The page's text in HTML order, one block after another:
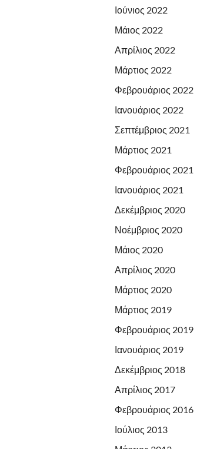
Ιούνιος 2022
Μάιος 2022
Απρίλιος 2022
Μάρτιος 2022
Φεβρουάριος 2022
Ιανουάριος 2022
Σεπτέμβριος 2021
Μάρτιος 2021
Φεβρουάριος 2021
Ιανουάριος 2021
Δεκέμβριος 2020
Νοέμβριος 2020
Μάιος 2020
Απρίλιος 2020
Μάρτιος 2020
Μάρτιος 2019
Φεβρουάριος 2019
Ιανουάριος 2019
Δεκέμβριος 2018
Απρίλιος 2017
Φεβρουάριος 2016
Ιούλιος 2013